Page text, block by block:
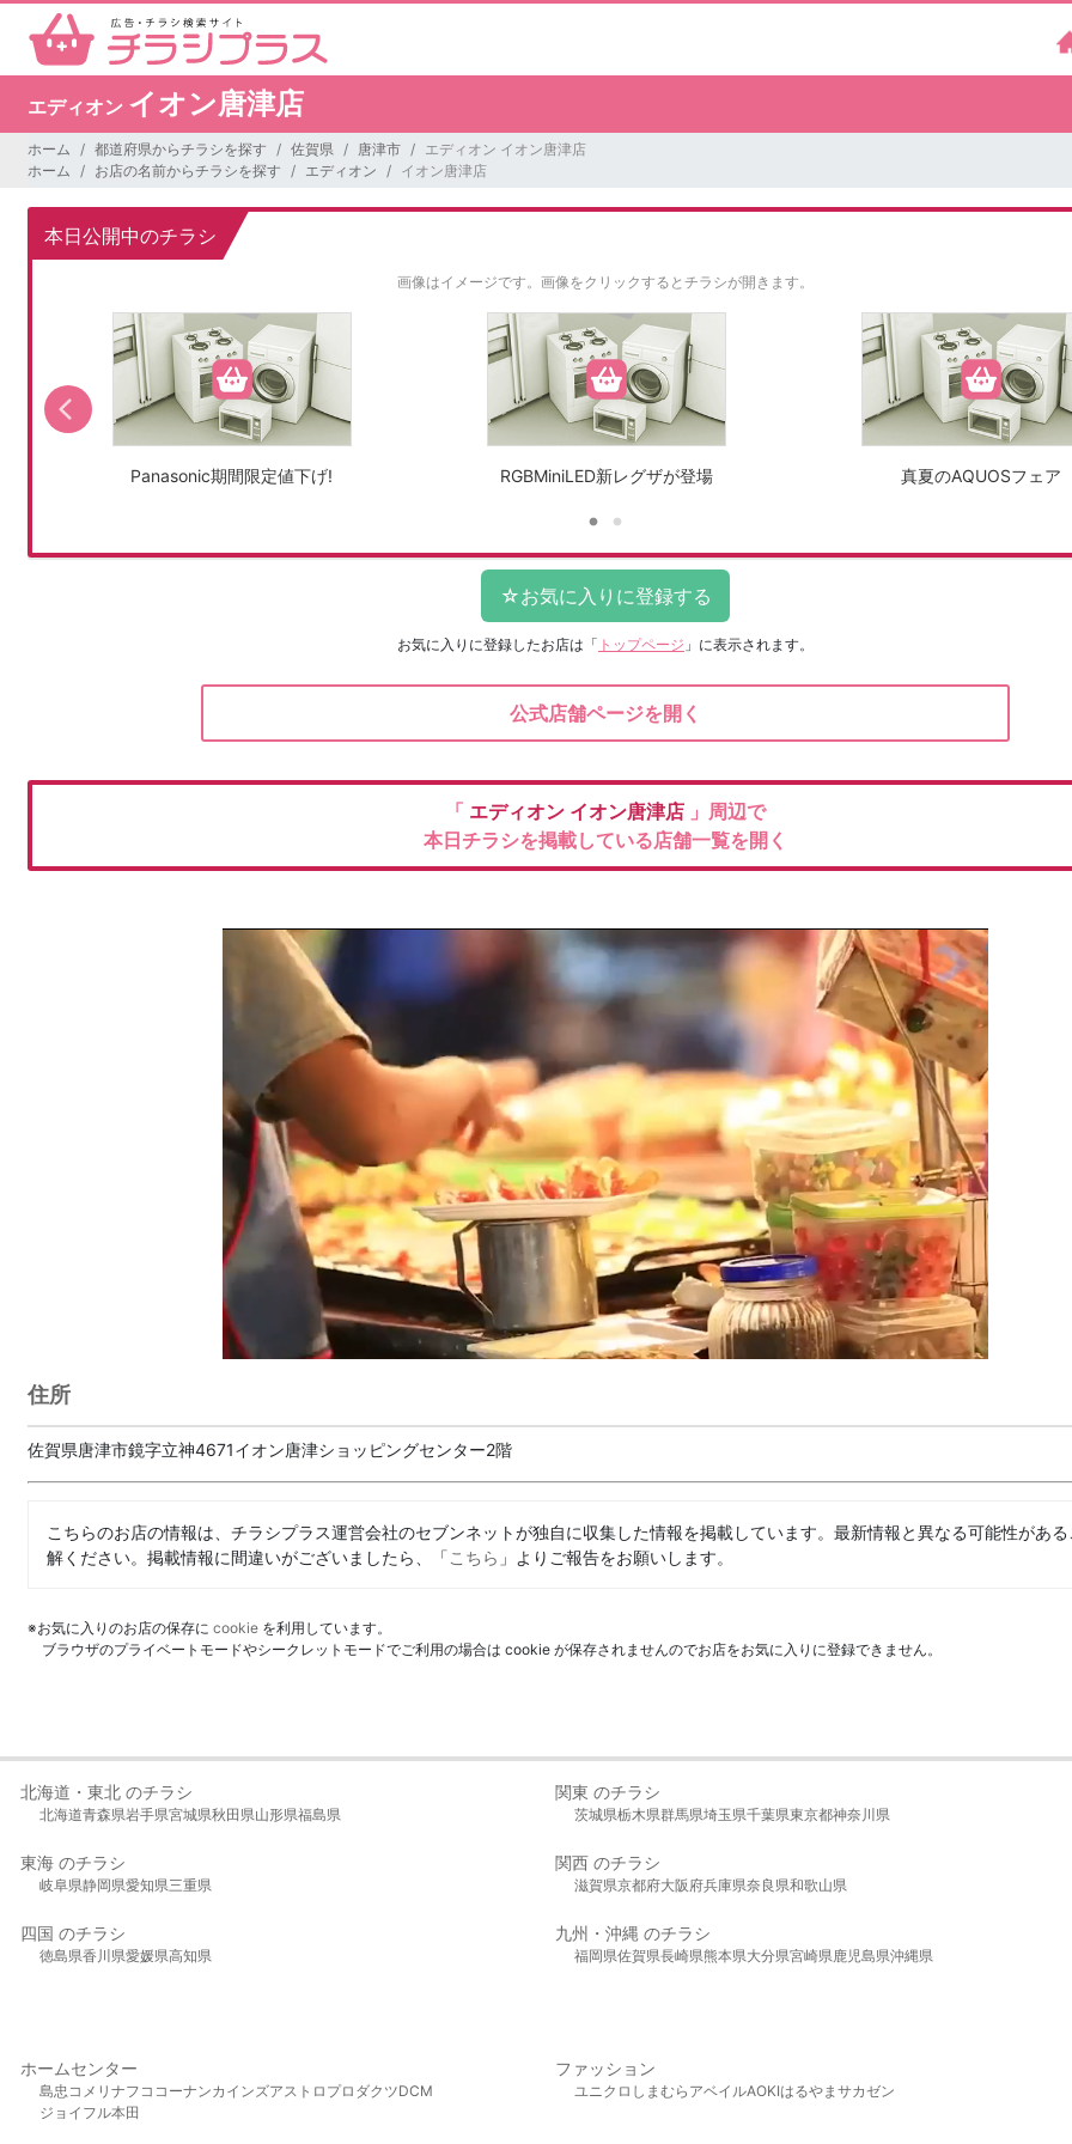
エディオン イオン唐津店
ホーム 都道府県からチラシを探す 佐賀県 唐津市
エディオン イオン唐津店
ホーム
お店の名前からチラシを探す エディオン イオン唐津店
本日公開中のチラシ
画像はイメージです。 画像をクリックするとチラシが開きます。
Panasonic期間限定値下げ! RGBMiniLED新レグザが登場 真夏のAQUOSフェア
お気に入りに登録したお店は 「 トップページ 」に表示されます。
公式店舗ページを開く
「 エディオン イオン唐津店 」周辺で
本日チラシを掲載している店舗一覧を開く
住所
佐賀県唐津市鏡字立神4671イオン唐津ショッピングセンター2階
こちらのお店の情報は、チラシプラス運営会社のセブンネットが独自に収集した情報を掲載しています。最新情報と異なる可能性があ
解ください。掲載情報に間違いがございましたら、「こちら 」よりご報告をお願いします。
※お気に入りのお店の保存に cookie を利用しています。
ブラウザのプライベートモードやシークレットモードでご利用の場合は cookie が保存されませんのでお店をお気に入りに登録できません。
北海道・東北 のチラシ
北海道青森県岩手県宮城県秋田県山形県福島県
関東 のチラシ
茨城県栃木県群馬県埼玉県千葉県東京都神奈川県
東海 のチラシ
岐阜県静岡県愛知県三重県
関西 のチラシ
滋賀県京都府大阪府兵庫県奈良県和歌山県
四国 のチラシ
徳島県香川県愛媛県高知県
九州・沖縄 のチラシ
福岡県佐賀県長崎県熊本県大分県宮崎県鹿児島県沖縄県
ホームセンター
島忠 コメリ ナフコ コーナンカインズアストロプロダクツDCM
ジョイフル本田
ファッション
ユニクロ しまむら アベイルAOKIはるやま サカゼン